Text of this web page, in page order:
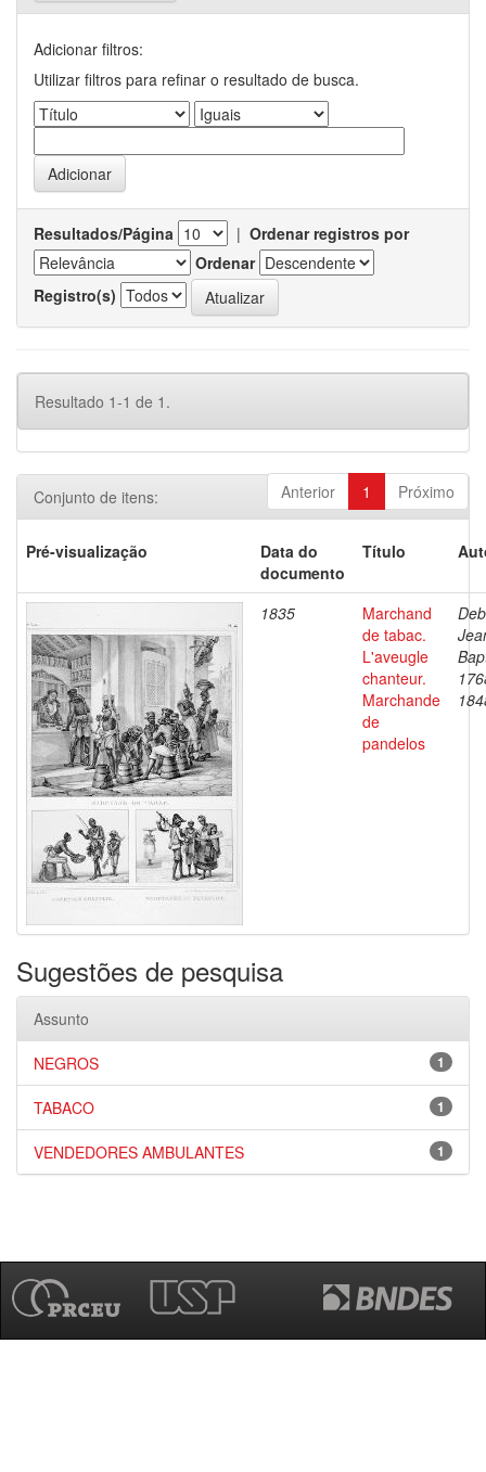
Adicionar filtros:
Utilizar filtros para refinar o resultado de busca.
Resultados/Página | Ordenar registros por
Ordenar
Registro(s)
Resultado 1-1 de 1.
Anterior 1 Próximo
Conjunto de itens:
Pré-visualização
Data do
documento
Título
1835
Marchand
de tabac.
L'aveugle
chanteur.
Marchande
de
pandelos
Sugestões de pesquisa
Assunto
1
NEGROS
1
TABACO
1
VENDEDORES AMBULANTES